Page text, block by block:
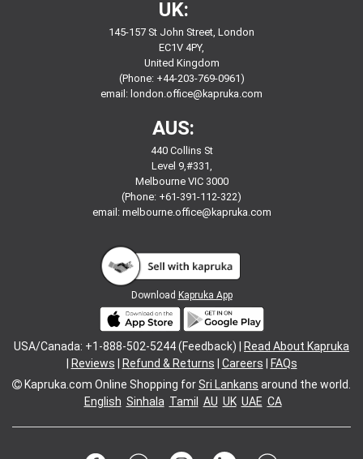
UK:
145-157 St John Street, London
EC1V 4PY,
United Kingdom
(Phone: +44-203-769-0961)
email: london.office@kapruka.com
AUS:
440 Collins St
Level 9,#331,
Melbourne VIC 3000
(Phone: +61-391-112-322)
email: melbourne.office@kapruka.com
Download Kapruka App
USA/Canada: +1-888-502-5244 (Feedback) |
Read About Kapruka
Reviews Refund & Returns Careers
FAQs
Kapruka.com Online Shopping forSri Lankans around the world.
English Sinhala Tamil AU UK UAE CA